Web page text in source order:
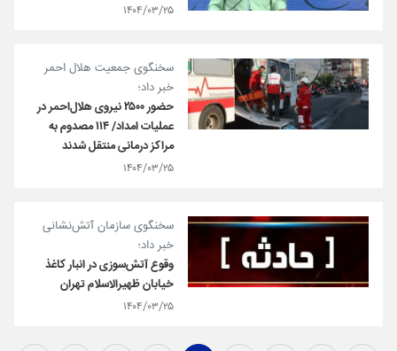
۱۴۰۴/۰۳/۲۵
سخنگوی جمعیت هلال احمر
خبر داد؛
حضور ۲۵۰۰ نیروی هلال‌احمر در
عملیات امداد/ ۱۱۴ مصدوم به
مراکز درمانی منتقل شدند
۱۴۰۴/۰۳/۲۵
سخنگوی سازمان آتش‌نشانی
خبر داد؛
وقوع آتش‌سوزی در انبار کاغذ
خیابان ظهیرالاسلام تهران
۱۴۰۴/۰۳/۲۵